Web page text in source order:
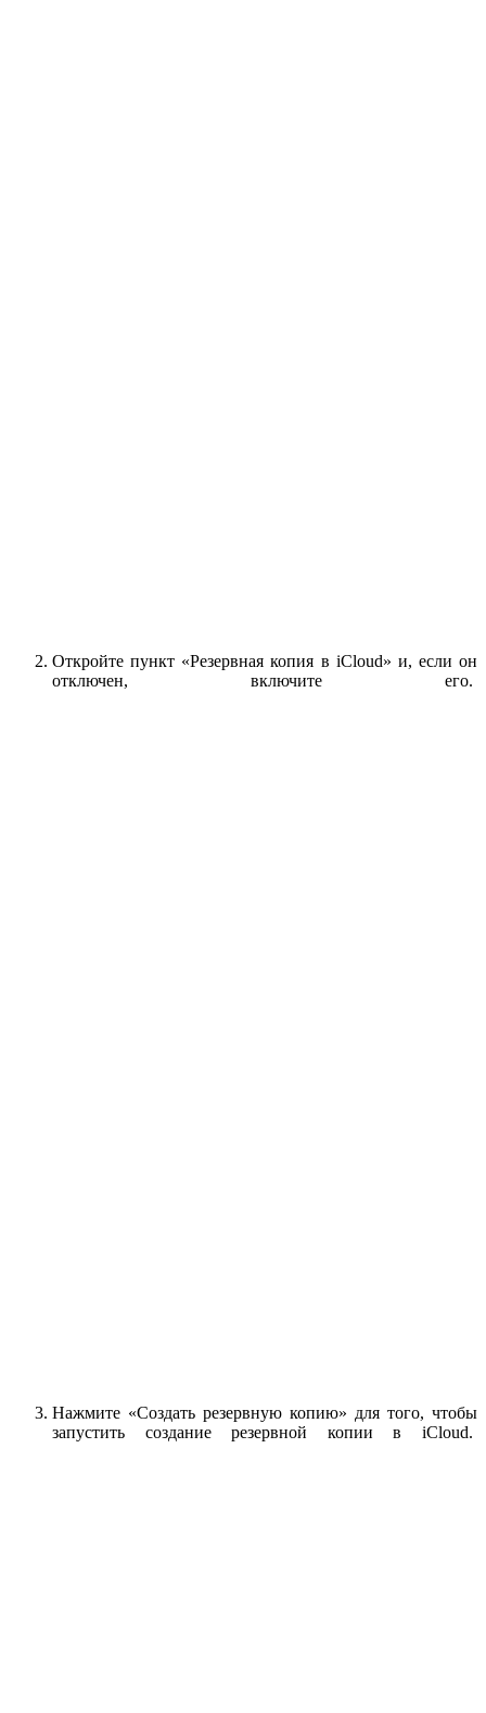
Откройте пункт «Резервная копия в iCloud» и, если он
отключен, включите его.
Нажмите «Создать резервную копию» для того, чтобы
запустить создание резервной копии в iCloud.